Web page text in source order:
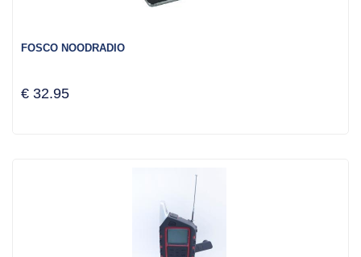
FOSCO NOODRADIO
€ 32.95